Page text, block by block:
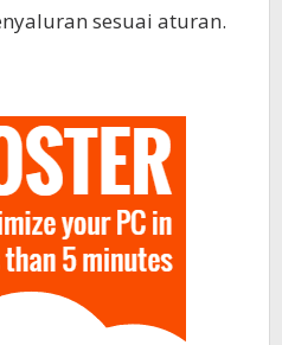
sesuai aturan.